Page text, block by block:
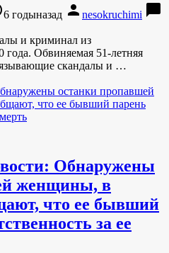
6 годыназад person nesokruchimi chat_bubble
и криминал из
года. Обвиняемая 51-летняя
скандалы и …
Обнаружены
женщины, в
что ее бывший
за ее